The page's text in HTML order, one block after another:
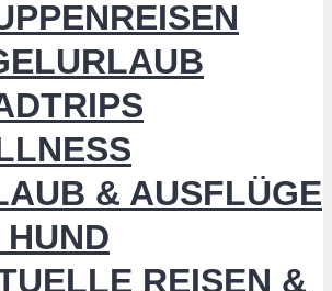
& AUSFLÜGE
HUND
REISEN &